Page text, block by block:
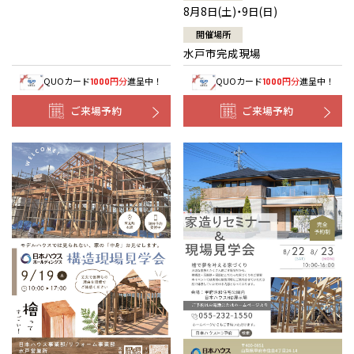
QUOカード1000円分進呈中！
ご来場予約
8月8日(土)・9日(日)
開催場所
水戸市完成現場
QUOカード1000円分進呈中！
ご来場予約